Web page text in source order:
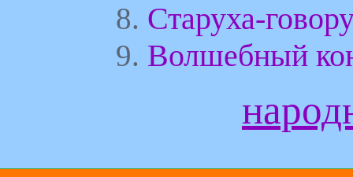
8. Старуха-
9. Волшебный